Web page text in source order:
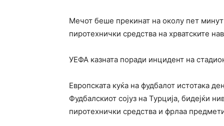
Мечот беше прекинат на околу пет
пиротехнички средства на хрватските
УЕФА казната поради инцидент на
Европската куќа на фудбалот истотака
Фудбалскиот сојуз на Турција, бидејќи
пиротехнички средства и фрлаа